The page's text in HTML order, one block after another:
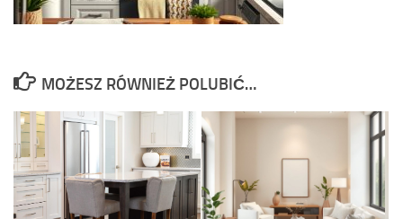
MOŻESZ RÓWNIEŻ POLUBIĆ…